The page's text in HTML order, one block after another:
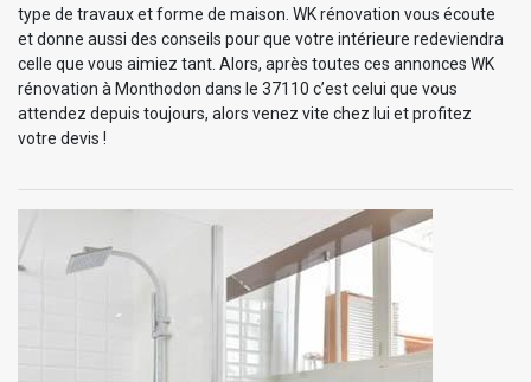
type de travaux et forme de maison. WK rénovation vous écoute
et donne aussi des conseils pour que votre intérieure redeviendra
celle que vous aimiez tant. Alors, après toutes ces annonces WK
rénovation à Monthodon dans le 37110 c’est celui que vous
attendez depuis toujours, alors venez vite chez lui et profitez
votre devis !